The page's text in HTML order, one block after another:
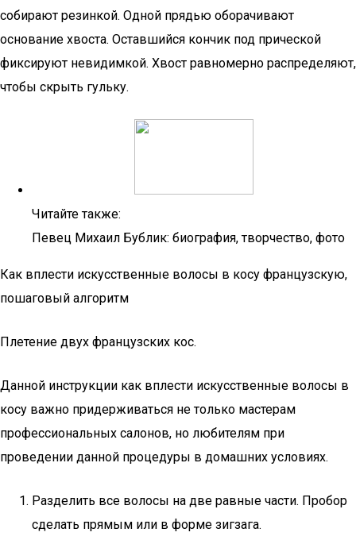
собирают резинкой. Одной прядью оборачивают
основание хвоста. Оставшийся кончик под прической
фиксируют невидимкой. Хвост равномерно распределяют,
чтобы скрыть гульку.
Читайте также:
Певец Михаил Бублик: биография, творчество, фото
Как вплести искусственные волосы в косу французскую,
пошаговый алгоритм
Плетение двух французских кос.
Данной инструкции как вплести искусственные волосы в
косу важно придерживаться не только мастерам
профессиональных салонов, но любителям при
проведении данной процедуры в домашних условиях.
Разделить все волосы на две равные части. Пробор
сделать прямым или в форме зигзага.